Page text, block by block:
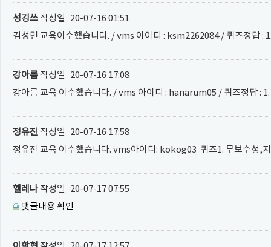
성깅쓰작성일
20-07-16 01:51
김성민 교육이수했습니다. / vms 아이디 : ksm2262084 / 퀴즈정답 :
강아름작성일
20-07-16 17:08
강아름 교육 이수했습니다. / vms 아이디 : hanarum05 / 퀴즈정답 :
정유진 작성일
20-07-16 17:58
정유진 교육 이수했습니다. vms아이디: kokog03 퀴즈1. 무보수성,
헬레나작성일
20-07-17 07:55
댓글내용 확인